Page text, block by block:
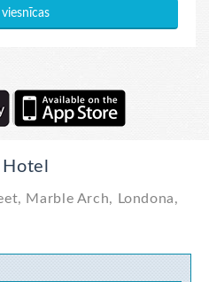
Marble Arch, Londona,